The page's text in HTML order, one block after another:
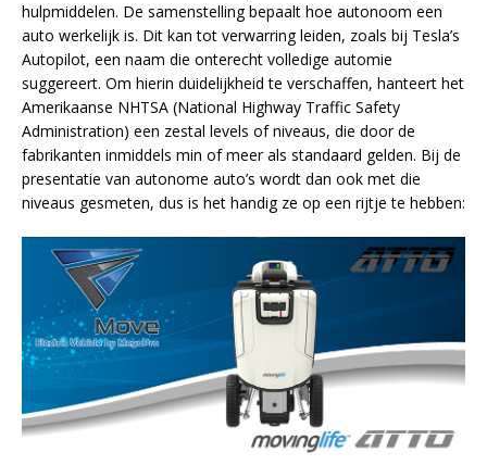
hulpmiddelen. De samenstelling bepaalt hoe autonoom een
auto werkelijk is. Dit kan tot verwarring leiden, zoals bij Tesla’s
Autopilot, een naam die onterecht volledige automie
suggereert. Om hierin duidelijkheid te verschaffen, hanteert het
Amerikaanse NHTSA (National Highway Traffic Safety
Administration) een zestal levels of niveaus, die door de
fabrikanten inmiddels min of meer als standaard gelden. Bij de
presentatie van autonome auto’s wordt dan ook met die
niveaus gesmeten, dus is het handig ze op een rijtje te hebben: